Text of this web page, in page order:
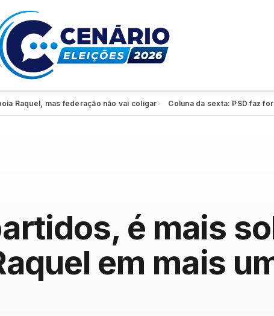
mas federação não vai coligar● Coluna da sexta: PSD faz força-
é mais
em mais